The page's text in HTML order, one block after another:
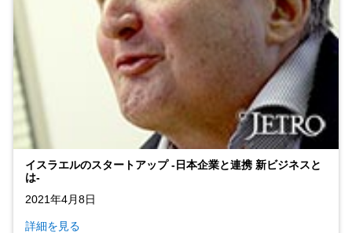
イスラエルのスタートアップ ‐日本企業と連携 新ビジネスと
は‐
2021年4月8日
詳細を見る